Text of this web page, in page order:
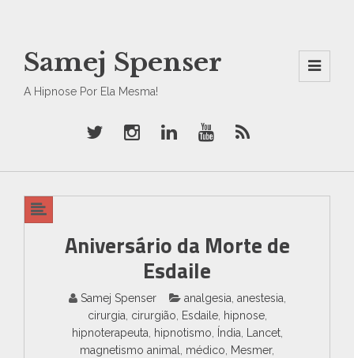
Samej Spenser
A Hipnose Por Ela Mesma!
Aniversário da Morte de
Esdaile
Samej Spenser analgesia anestesia
cirurgia cirurgião Esdaile, hipnose,
hipnoterapeuta
hipnotismo Índia Lancet,
magnetismo animal
médico Mesmer,